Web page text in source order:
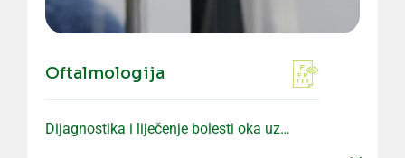
Oftalmologija
Dijagnostika i liječenje bolesti oka uz